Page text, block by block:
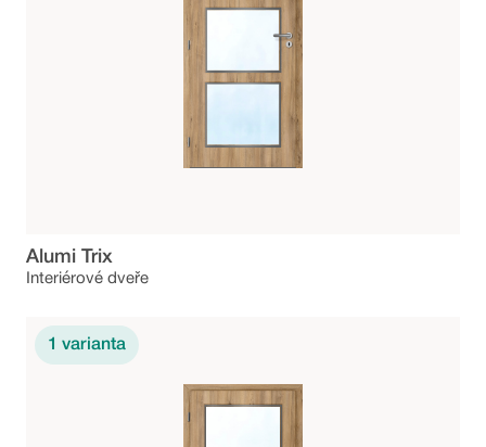
Alumi Trix
Interiérové dveře
1 varianta